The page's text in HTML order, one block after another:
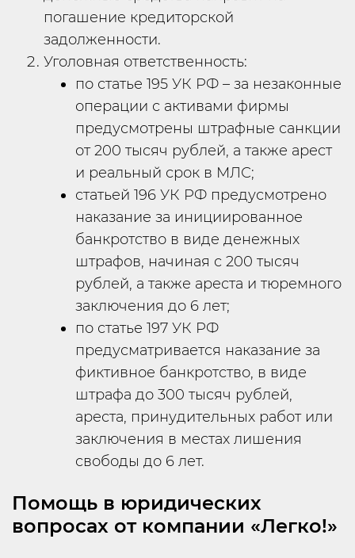
погашение кредиторской
задолженности.
Уголовная ответственность:
по статье 195 УК РФ – за незаконные
операции с активами фирмы
предусмотрены штрафные санкции
от 200 тысяч рублей, а также арест
и реальный срок в МЛС;
статьей 196 УК РФ предусмотрено
наказание за инициированное
банкротство в виде денежных
штрафов, начиная с 200 тысяч
рублей, а также ареста и тюремного
заключения до 6 лет;
по статье 197 УК РФ
предусматривается наказание за
фиктивное банкротство, в виде
штрафа до 300 тысяч рублей,
ареста, принудительных работ или
заключения в местах лишения
свободы до 6 лет.
Помощь в юридических
вопросах от компании «Легко!»